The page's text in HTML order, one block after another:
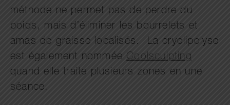
méthode ne permet pas de perdre du
poids, mais d’éliminer les bourrelets et
amas de graisse localisés. La cryolipolyse
est également nomméeCoolsculpting
quand elle traite plusieurs zones en une
séance.